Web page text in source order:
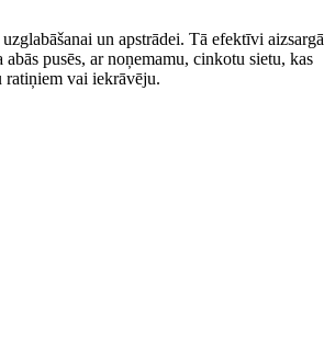
un apstrādei. Tā efektīvi aizsargā
pusēs, ar noņemamu, cinkotu sietu, kas
ratiņiem vai iekrāvēju.